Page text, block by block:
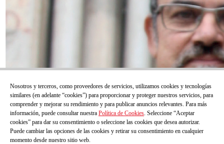
Nosotros y terceros, como proveedores de servicios, utilizamos cookies y tecnologías
similares (en adelante “cookies”) para proporcionar y proteger nuestros servicios, para
comprender y mejorar su rendimiento y para publicar anuncios relevantes. Para más
información, puede consultar nuestra Política de Cookies. Seleccione “Aceptar
cookies” para dar su consentimiento o seleccione las cookies que desea autorizar.
Puede cambiar las opciones de las cookies y retirar su consentimiento en cualquier
momento desde nuestro sitio web.